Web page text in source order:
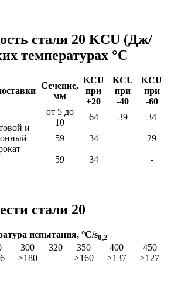
стали 20 KCU (Дж/
температурах °С
Сечение,
мм
KCU
при
+20
KCU
при
-40
KCU
при
-60
и
от 5 до
10
64 39
34
59 34
29
59 34 -
стали 20
испытания, °C/s0,2
300 320 350 400
450
≥180 ≥160 ≥137 ≥127